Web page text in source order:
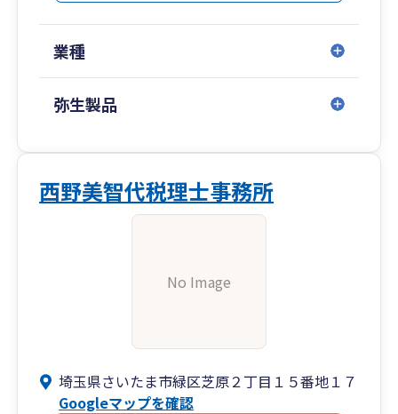
業種
弥生製品
西野美智代税理士事務所
No Image
埼玉県さいたま市緑区芝原２丁目１５番地１７
Googleマップを確認